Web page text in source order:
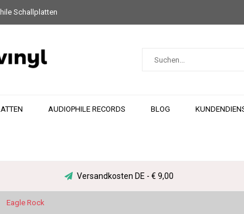
Schallplatten
AUDIOPHILE RECORDS BLOG
Versandkosten DE - € 9,00
Eagle Rock